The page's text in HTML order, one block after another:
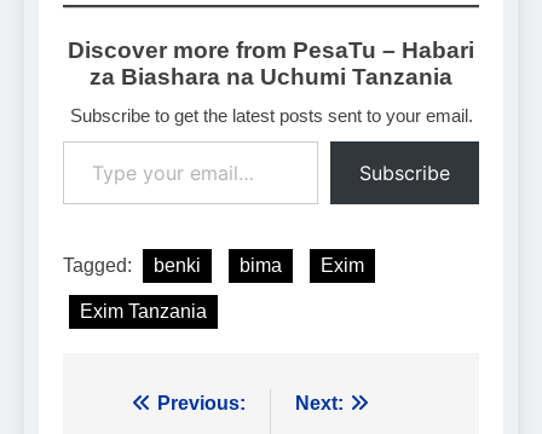
Discover more from PesaTu – Habari
za Biashara na Uchumi Tanzania
Subscribe to get the latest posts sent to your email.
Type your email…
Subscribe
Tagged: benki bima Exim
Exim Tanzania
Urambazaji
Previous: Next: